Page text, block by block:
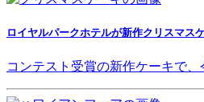
ロイヤルパークホテルが新作クリスマス
コンテスト受賞の新作ケーキで